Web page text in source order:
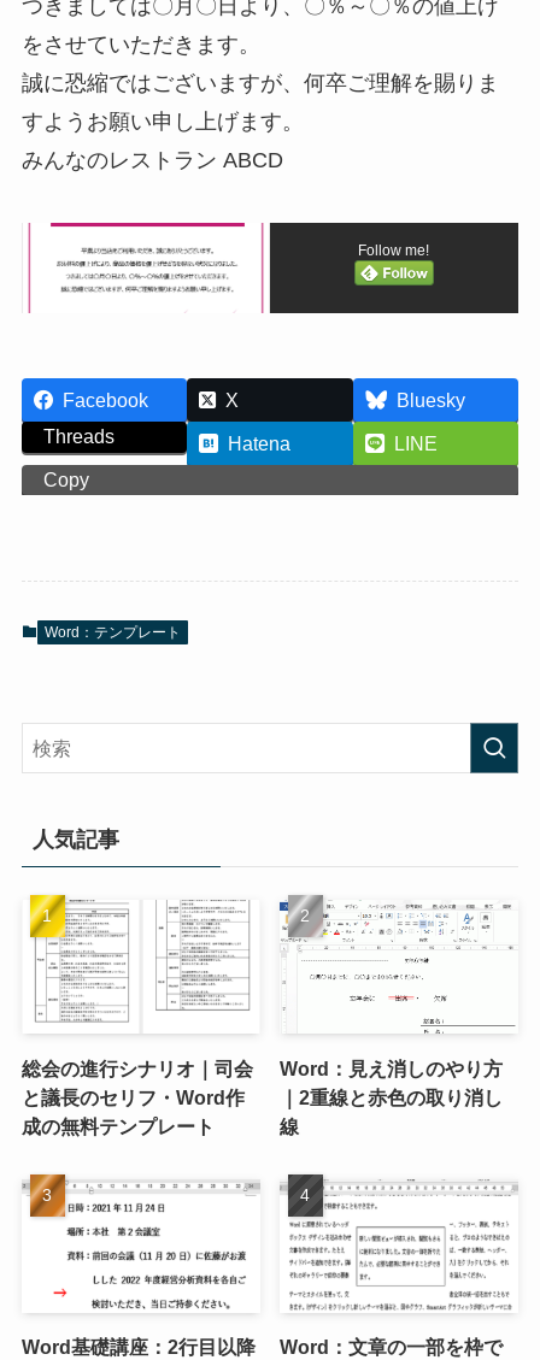
つきましては〇月〇日より、〇％～〇％の値上げ
をさせていただきます。
誠に恐縮ではございますが、何卒ご理解を賜りま
すようお願い申し上げます。
みんなのレストラン ABCD
Follow me!
Facebook X
Bluesky
Threads
Hatena
LINE
Copy
Word：テンプレート
人気記事
総会の進行シナリオ｜司会
と議長のセリフ・Word作
成の無料テンプレート
Word：見え消しのやり方
｜2重線と赤色の取り消し
線
Word基礎講座：2行目以降
Word：文章の一部を枠で